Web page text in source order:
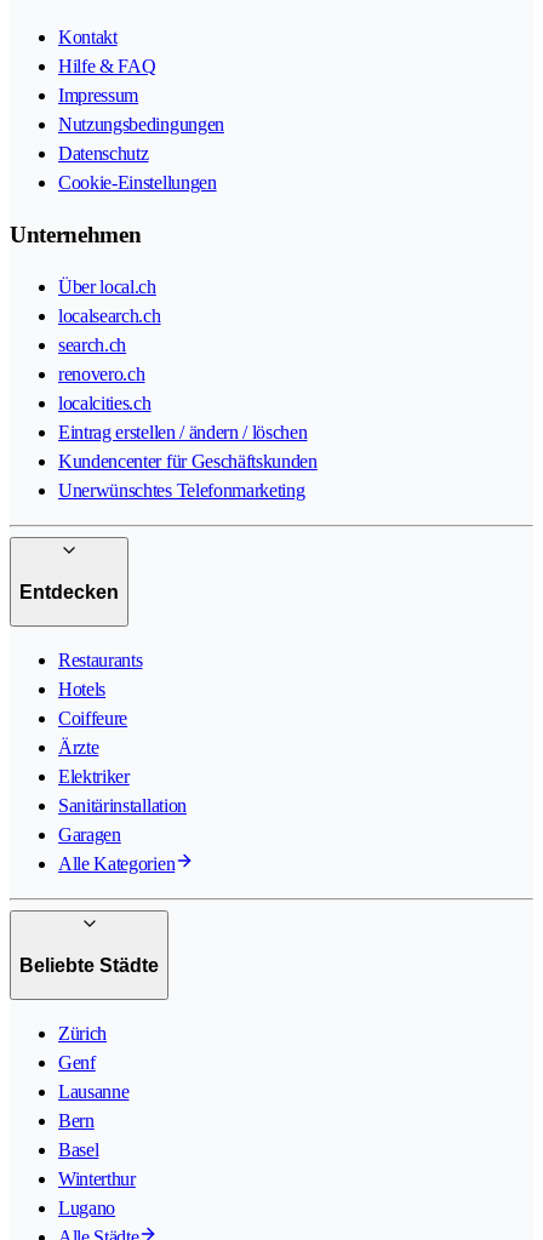
Kontakt
Hilfe & FAQ
Impressum
Nutzungsbedingungen
Datenschutz
Cookie-Einstellungen
Unternehmen
Über local.ch
localsearch.ch
search.ch
renovero.ch
localcities.ch
Eintrag erstellen / ändern / löschen
Kundencenter für Geschäftskunden
Unerwünschtes Telefonmarketing
Entdecken
Restaurants
Hotels
Coiffeure
Ärzte
Elektriker
Sanitärinstallation
Garagen
Alle Kategorien
Beliebte Städte
Zürich
Genf
Lausanne
Bern
Basel
Winterthur
Lugano